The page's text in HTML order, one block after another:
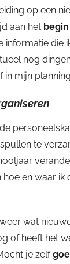
op een
aan het
informatie die
nog
in mijn
te
en waar ik
wat
of heeft het
je zelf